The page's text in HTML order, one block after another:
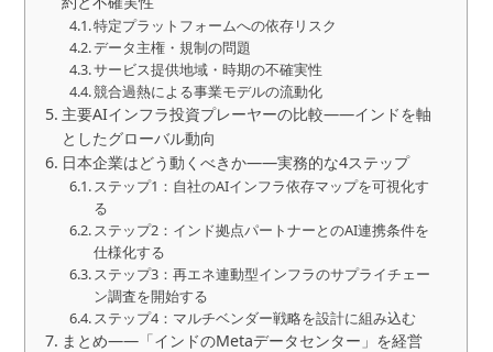
特定プラットフォームへの依存リスク
データ主権・規制の問題
サービス提供地域・時期の不確実性
競合過熱による事業モデルの流動化
主要AIインフラ投資プレーヤーの比較——インドを軸
としたグローバル動向
日本企業はどう動くべきか——実務的な4ステップ
ステップ1：自社のAIインフラ依存マップを可視化す
る
ステップ2：インド拠点パートナーとのAI連携条件を
仕様化する
ステップ3：再エネ連動型インフラのサプライチェー
ン調査を開始する
ステップ4：マルチベンダー戦略を設計に組み込む
まとめ——「インドのMetaデータセンター」を経営